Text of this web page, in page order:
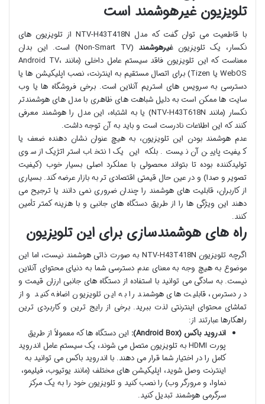
تلویزیون غیرهوشمند است
با قاطعیت می توان گفت که مدل NTV-H43T418N از تلویزیون های
نکسار، یک تلویزیونغیرهوشمند
(Non-Smart TV) است. این بدان
معناست که این تلویزیون فاقد سیستم عامل داخلی (مانند Android TV،
WebOS یا Tizen) برای اتصال مستقیم به اینترنت، نصب اپلیکیشن ها یا
دسترسی به سرویس های استریم آنلاین است. برخی فروشگاه ها یا وب
سایت ها ممکن است به دلیل شباهت های ظاهری با مدل های هوشمندتر
نکسار (مانند NTV-H43T618N) یا به اشتباه، این مدل را هوشمند معرفی
کنند که این اطلاعات نادرست است و باید به آن توجه داشت.
عدم هوشمند بودن این تلویزیون، به هیچ عنوان نشان دهنده ضعف یا
کیفیت پایین آن نیست. بلکه این یک انتخاب استراتژیک از سوی
تولیدکننده بوده تا بتواند محصولی با عملکرد اصلی بسیار خوب (کیفیت
تصویر و صدا) و در عین حال قیمتی اقتصادی تر به بازار عرضه کند. بسیاری
از کاربران، قابلیت های هوشمند را چندان ضروری نمی دانند یا ترجیح می
دهند این ویژگی ها را از طریق دستگاه های جانبی و با هزینه کمتر تأمین
کنند.
راه های هوشمندسازی برای این تلویزیون
اگرچه تلویزیون NTV-H43T418N به صورت ذاتی هوشمند نیست، اما این
موضوع به هیچ وجه به معنای عدم دسترسی شما به دنیای محتوای آنلاین
نیست. به سادگی می توانید با استفاده از دستگاه های جانبی ارزان قیمت و
در دسترس، قابلیت های هوشمند را به این تلویزیون اضافه کنید و از
تماشای محتوای اینترنتی لذت ببرید. برخی از رایج ترین و کاربردی ترین
راهکارها عبارتند از:
اندروید باکس (Android Box):
این دستگاه ها که معمولاً از طریق
پورت HDMI به تلویزیون متصل می شوند، یک سیستم عامل اندروید
کامل را در اختیار شما قرار می دهند. با اندروید باکس می توانید به
اینترنت وصل شوید، اپلیکیشن های مختلف (مانند یوتیوب، فیلیمو،
نماوا، و مرورگر وب) را نصب کنید و تلویزیون خود را به یک مرکز
سرگرمی هوشمند تبدیل کنید.